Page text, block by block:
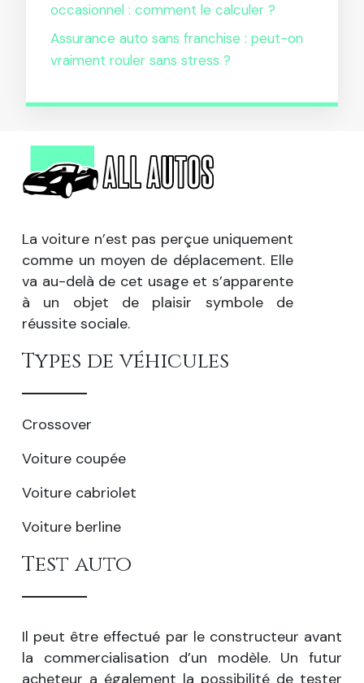
occasionnel : comment le calculer ?
Assurance auto sans franchise : peut-on
vraiment rouler sans stress ?
La voiture n’est pas perçue uniquement
comme un moyen de déplacement. Elle
va au-delà de cet usage et s’apparente
à un objet de plaisir symbole de
réussite sociale.
Types de véhicules
Crossover
Voiture coupée
Voiture cabriolet
Voiture berline
Test auto
Il peut être effectué par le constructeur avant
la commercialisation d’un modèle. Un futur
acheteur a également la possibilité de tester